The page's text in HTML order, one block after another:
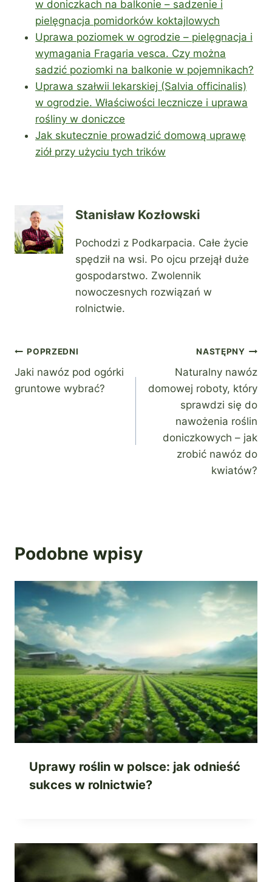
w doniczkach na balkonie – sadzenie i
pielęgnacja pomidorków koktajlowych
Uprawa poziomek w ogrodzie – pielęgnacja i
wymagania Fragaria vesca. Czy można
sadzić poziomki na balkonie w pojemnikach?
Uprawa szałwii lekarskiej (Salvia officinalis)
w ogrodzie. Właściwości lecznicze i uprawa
rośliny w doniczce
Jak skutecznie prowadzić domową uprawę
ziół przy użyciu tych trików
Stanisław Kozłowski
Pochodzi z Podkarpacia. Całe życie
spędził na wsi. Po ojcu przejął duże
gospodarstwo. Zwolennik
nowoczesnych rozwiązań w
rolnictwie.
Nawigacja
wpisu
POPRZEDNI
Jaki nawóz pod ogórki
gruntowe wybrać?
NASTĘPNY
Naturalny nawóz
domowej roboty, który
sprawdzi się do
nawożenia roślin
doniczkowych – jak
zrobić nawóz do
kwiatów?
Podobne wpisy
Uprawy roślin w polsce: jak odnieść
sukces w rolnictwie?